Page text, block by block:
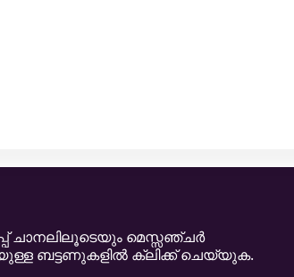
ചാനലിലൂടെയും മെസ്സഞ്ചർ
ബട്ടണുകളിൽ ക്ലിക്ക് ചെയ്യുക.